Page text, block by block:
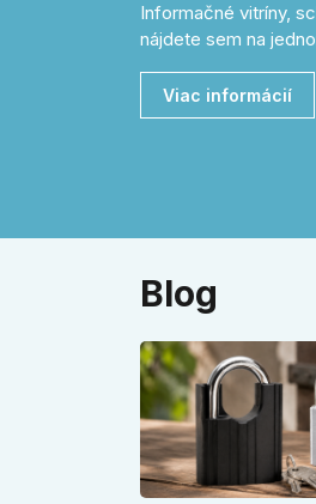
Informačné vitríny,
nájdete sem na
Viac informácií
Blog